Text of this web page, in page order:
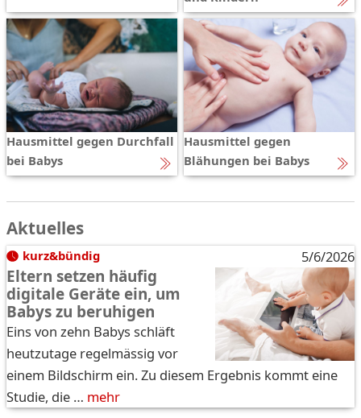
Hausmittel gegen Durchfall
bei Babys
Hausmittel gegen
Blähungen bei Babys
Aktuelles
kurz&bündig 5/6/2026
Eltern setzen häufig
digitale Geräte ein, um
Babys zu beruhigen
Eins von zehn Babys schläft
heutzutage regelmässig vor
einem Bildschirm ein. Zu diesem Ergebnis kommt eine
Studie, die … mehr